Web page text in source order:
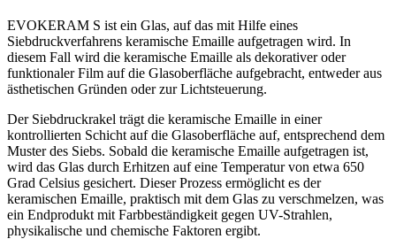
EVOKERAM S ist ein Glas, auf das mit Hilfe eines
Siebdruckverfahrens keramische Emaille aufgetragen wird. In
diesem Fall wird die keramische Emaille als dekorativer oder
funktionaler Film auf die Glasoberfläche aufgebracht, entweder aus
ästhetischen Gründen oder zur Lichtsteuerung.
Der Siebdruckrakel trägt die keramische Emaille in einer
kontrollierten Schicht auf die Glasoberfläche auf, entsprechend dem
Muster des Siebs. Sobald die keramische Emaille aufgetragen ist,
wird das Glas durch Erhitzen auf eine Temperatur von etwa 650
Grad Celsius gesichert. Dieser Prozess ermöglicht es der
keramischen Emaille, praktisch mit dem Glas zu verschmelzen, was
ein Endprodukt mit Farbbeständigkeit gegen UV-Strahlen,
physikalische und chemische Faktoren ergibt.